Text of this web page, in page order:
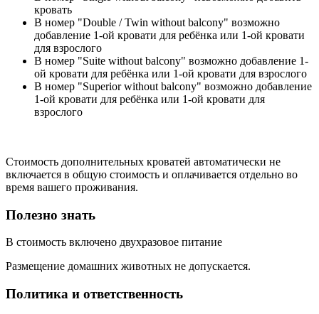
кровать
В номер "Double / Twin without balcony" возможно
добавление 1-ой кровати для ребёнка или 1-ой кровати
для взрослого
В номер "Suite without balcony" возможно добавление 1-
ой кровати для ребёнка или 1-ой кровати для взрослого
В номер "Superior without balcony" возможно добавление
1-ой кровати для ребёнка или 1-ой кровати для
взрослого
Стоимость дополнительных кроватей автоматически не
включается в общую стоимость и оплачивается отдельно во
время вашего проживания.
Полезно знать
В стоимость включено двухразовое питание
Размещение домашних животных не допускается.
Политика и ответственность